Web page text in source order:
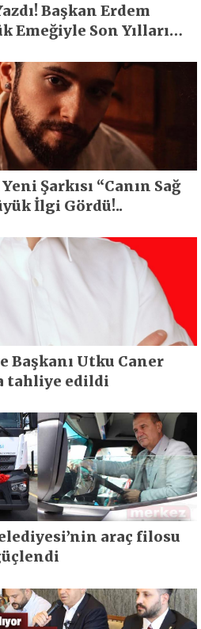
Başkan Erdem
Emeğiyle Son Yılların
Şarkısı “Canın Sağ
İlgi Gördü!..
Başkanı Utku Caner
tahliye edildi
araç filosu